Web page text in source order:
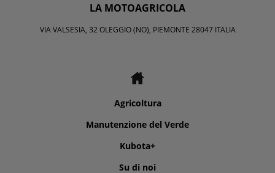
LA MOTOAGRICOLA
VIA VALSESIA, 32 OLEGGIO (NO), PIEMONTE 28047 ITALIA
Agricoltura
Manutenzione del Verde
Kubota+
Su di noi